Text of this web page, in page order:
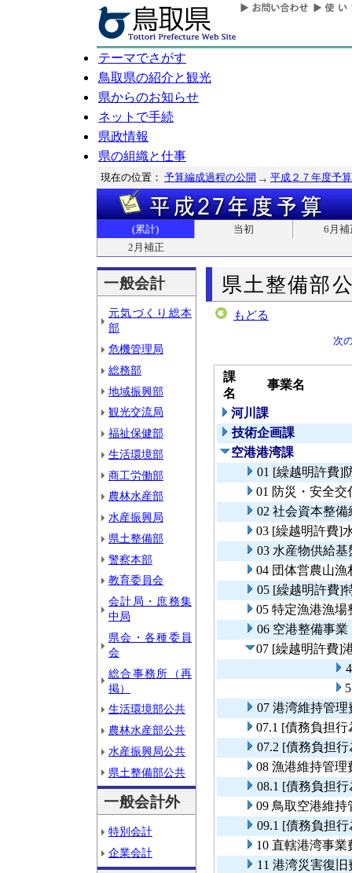
テーマでさがす
鳥取県の紹介と観光
県からのお知らせ
ネットで手続
県政情報
県の組織と仕事
現在の位置： 予算編成過程の公開 平成２７年度予算
(累計) 当初
6月補
2月補正
一般会計
元気づくり総本
部
危機管理局
総務部
地域振興部
観光交流局
福祉保健部
生活環境部
商工労働部
農林水産部
水産振興局
県土整備部
警察本部
教育委員会
会計局・庶務集
中局
県会・各種委員
会
総合事務所（再
掲）
生活環境部公共
農林水産部公共
水産振興局公共
県土整備部公共
一般会計外
特別会計
企業会計
県土整備部
もどる
次
課
名
事業名
河川課
技術企画課
空港港湾課
01 [繰越明許費]
01 防災・安全交
02 社会資本整
03 [繰越明許費]
03 水産物供給
04 団体営農山
05 [繰越明許費]
05 特定漁港漁場
06 空港整備事業
07 [繰越明許費]
07 港湾維持管理
07.1 [債務負担
07.2 [債務負担
08 漁港維持管理
08.1 [債務負担
09 鳥取空港維持
09.1 [債務負担
10 直轄港湾事業
11 港湾災害復旧